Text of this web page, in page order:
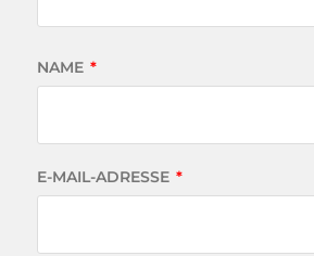
NAME *
E-MAIL-ADRESSE *